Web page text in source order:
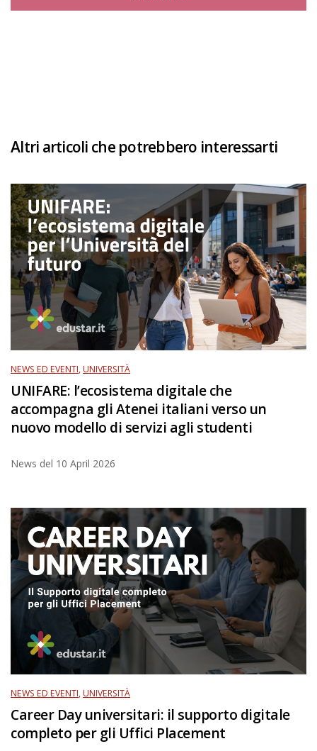
Altri articoli che potrebbero interessarti
NEWS ED EVENTI,UNIVERSITÀ
UNIFARE: l’ecosistema digitale che
accompagna gli Atenei italiani verso un
nuovo modello di servizi agli studenti
News del 10 April 2026
NEWS ED EVENTI,UNIVERSITÀ
Career Day universitari: il supporto digitale
completo per gli Uffici Placement